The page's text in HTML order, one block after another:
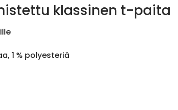
klassinen t-paita
1 % polyesteriä